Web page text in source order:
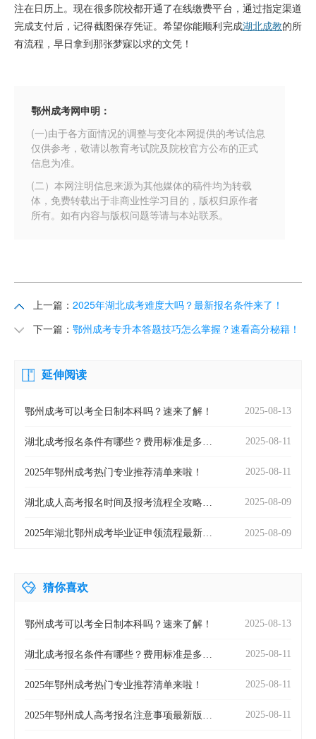
注在日历上。现在很多院校都开通了在线缴费平台，通过指定渠道
完成支付后，记得截图保存凭证。希望你能顺利完成湖北成教的所
有流程，早日拿到那张梦寐以求的文凭！
鄂州成考网申明：
(一)由于各方面情况的调整与变化本网提供的考试信息
仅供参考，敬请以教育考试院及院校官方公布的正式
信息为准。
(二）本网注明信息来源为其他媒体的稿件均为转载
体，免费转载出于非商业性学习目的，版权归原作者
所有。如有内容与版权问题等请与本站联系。
上一篇： 2025年湖北成考难度大吗？最新报名条件来了！
下一篇： 鄂州成考专升本答题技巧怎么掌握？速看高分秘籍！
延伸阅读
鄂州成考可以考全日制本科吗？速来了解！ 2025-08-13
湖北成考报名条件有哪些？费用标准是多
2025-08-11
2025年鄂州成考热门专业推荐清单来啦！ 2025-08-11
湖北成人高考报名时间及报考流程全攻略来
2025-08-09
2025年湖北鄂州成考毕业证申领流程最新公
2025-08-09
猜你喜欢
鄂州成考可以考全日制本科吗？速来了解！ 2025-08-13
湖北成考报名条件有哪些？费用标准是多
2025-08-11
2025年鄂州成考热门专业推荐清单来啦！ 2025-08-11
2025年鄂州成人高考报名注意事项最新版全
2025-08-11